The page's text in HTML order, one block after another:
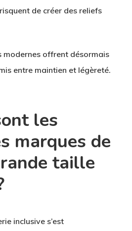
de créer des reliefs
modernes offrent désormais
entre maintien et légèreté.
les
marques de
taille
inclusive s’est